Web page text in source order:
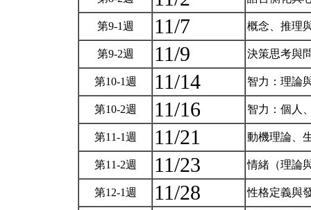
第9-1週 11/7 概念、推理
第9-2週 11/9 決策思考與
第10-1週 11/14 智力：理論
第10-2週 11/16 智力：個人
第11-1週 11/21 動機理論、
第11-2週 11/23 情緒（理論
第12-1週 11/28 性格定義與